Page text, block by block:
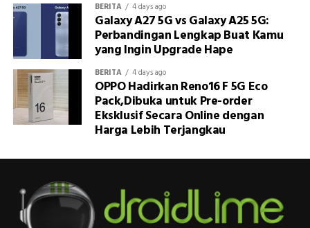
BERITA 4 days ago
Galaxy A27 5G vs Galaxy A25 5G:
Perbandingan Lengkap Buat Kamu
yang Ingin Upgrade Hape
BERITA 4 days ago
OPPO Hadirkan Reno16 F 5G Eco
Pack,Dibuka untuk Pre-order
Eksklusif Secara Online dengan
Harga Lebih Terjangkau